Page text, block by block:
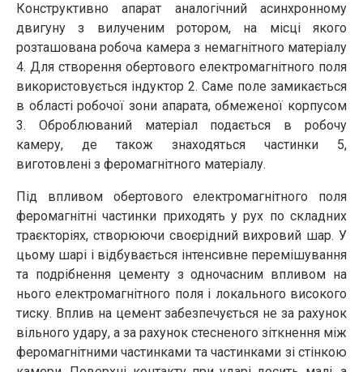
Конструктивно апарат аналогічний асинхронному
двигуну з вилученим ротором, на місці якого
розташована робоча камера з немагнітного матеріалу
4. Для створення обертового електромагнітного поля
використовується індуктор 2. Саме поле замикається
в області робочої зони апарата, обмеженої корпусом
3. Оброблюваний матеріал подається в робочу
камеру, де також знаходяться частинки 5,
виготовлені з феромагнітного матеріалу.
Під впливом обертового електромагнітного поля
феромагнітні частинки приходять у рух по складних
траєкторіях, створюючи своєрідний вихровий шар. У
цьому шарі і відбувається інтенсивне перемішування
та подрібнення цементу з одночасним впливом на
нього електромагнітного поля і локального високого
тиску. Вплив на цемент забезпечується не за рахунок
вільного удару, а за рахунок стесненого зіткнення між
феромагнітними частинками та частинками зі стінкою